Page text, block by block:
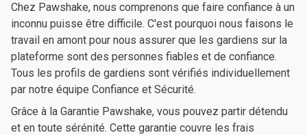
Chez Pawshake, nous comprenons que faire confiance à un
inconnu puisse être difficile. C'est pourquoi nous faisons le
travail en amont pour nous assurer que les gardiens sur la
plateforme sont des personnes fiables et de confiance.
Tous les profils de gardiens sont vérifiés individuellement
par notre équipe Confiance et Sécurité.
Grâce à la Garantie Pawshake, vous pouvez partir détendu
et en toute sérénité. Cette garantie couvre les frais